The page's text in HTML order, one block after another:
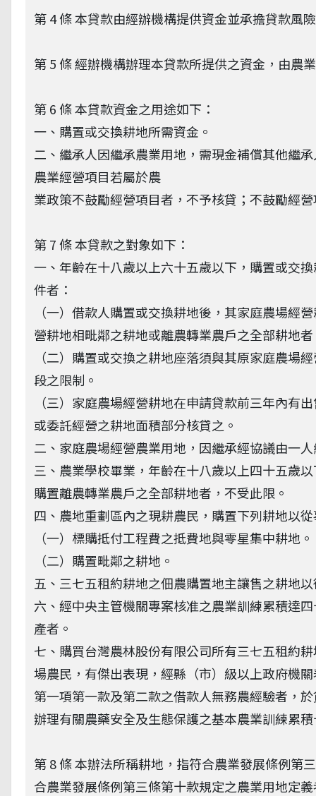
第 4 條 本貸款由經辦機構提供資金並承擔貸款風
第 5 條 經辦機構辦理本貸款所提供之資金，由農
第 6 條 本貸款資金之用途如下：
一、購置或交換耕地所需資金。
二、繼承人因繼承農業用地，需現金補償其他繼
農業經營項目若屬於農
業政策不鼓勵經營項目者，不予核貸；不鼓勵經
第 7 條 本貸款之對象如下：
一、年齡在十八歲以上六十五歲以下，購置或交
件者：
（一）借款人購置或交換耕地後，其家庭農場經
營耕地相毗鄰之耕地或離農轉業農戶之全部耕地
（二）購置或交換之耕地座落須與其原家庭農場
段之限制。
（三）家庭農場經營耕地在申請貸款前三年內有
或委託經營之耕地面積部分核貸之。
二、家庭農場經營農業用地，因繼承經協議由一
三、農業學校畢業，年齡在十八歲以上四十五歲
購置離農轉業農戶之全部耕地者，不受此限。
四、農地重劃區內之現耕農民，購置下列耕地以
（一）標購抵付工程費之抵費地與零星集中耕地。
（二）購置毗鄰之耕地。
五、三七五租約耕地之佃農購置地主讓售之耕地
六、經中央主管機關專案核准之農業訓練累積達
產者。
七、購買台灣農林股份有限公司所有三七五租約
場農民，有傑出表現，經縣（市）級以上政府機
第一項第一款及第二款之借款人無務農經驗者，
辦理有關農藥安全及生態保護之基本農業訓練累
第 8 條 本辦法所稱耕地，指符合農業發展條例第
合農業發展條例第三條第十款規定之農業用地定